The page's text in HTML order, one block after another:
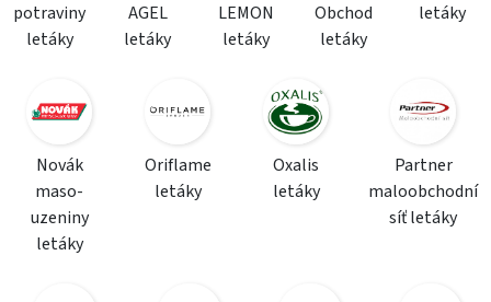
potraviny
letáky
AGEL
letáky
LEMON
letáky
Obchod
letáky
letáky
Novák
maso-
uzeniny
letáky
Oriflame
letáky
Oxalis
letáky
Partner
maloobchodní
síť letáky